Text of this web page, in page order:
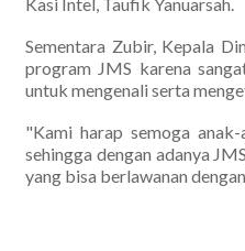
Sementara Zubir, Kepala
program JMS karena
untuk mengenali serta
"Kami harap semoga
sehingga dengan adanya
yang bisa berlawanan